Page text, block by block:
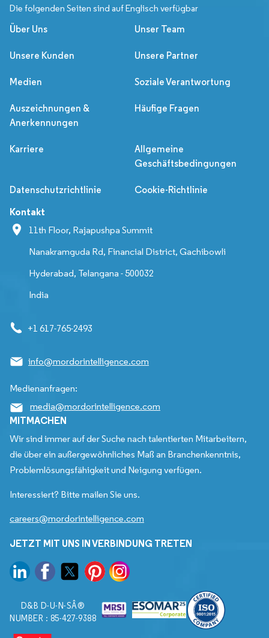
Die folgenden Seiten sind auf Englisch verfügbar
Über Uns Unser Team
Unsere Kunden Unsere Partner
Medien Soziale Verantwortung
Auszeichnungen &
Anerkennungen
Häufige Fragen
Karriere
Allgemeine
Geschäftsbedingungen
Datenschutzrichtlinie Cookie-Richtlinie
Kontakt
11th Floor, Rajapushpa Summit
Nanakramguda Rd, Financial District, Gachibowli
Hyderabad, Telangana - 500032
India
+1 617-765-2493
info@mordorintelligence.com
Medienanfragen:
media@mordorintelligence.com
MITMACHEN
Wir sind immer auf der Suche nach talentierten Mitarbeitern,
die über ein außergewöhnliches Maß an Branchenkenntnis,
Problemlösungsfähigkeit und Neigung verfügen.
Interessiert? Bitte mailen Sie uns.
careers@mordorintelligence.com
JETZT MIT UNS IN VERBINDUNG TRETEN
D&B D-U-N-SÂ®
NUMBER : 85-427-9388